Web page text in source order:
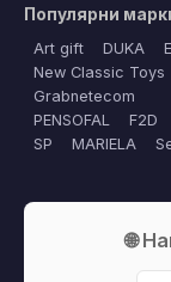
Популярни
Art gift DUKA
New Classic Toys
Grabnetecom
PENSOFAL
F2D
SP
MARIELA
🌐